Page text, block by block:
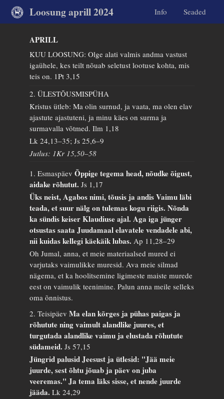
Loosung aprill 2024 Info Seaded
APRILL
KUU LOOSUNG: Olge alati valmis andma vastust
igaühele, kes teilt nõuab seletust lootuse kohta, mis
teis on. 1Pt 3,15
2. ÜLESTÕUSMISPÜHA
Kristus ütleb: Ma olin surnud, ja vaata, ma olen elav
ajastute ajastuteni, ja minu käes on surma ja
surmavalla võtmed.Ilm 1,18
Lk 24,13–35; Js 25,6–9
Jutlus: 1Kr 15,50–58
1. EsmaspäevÕppige tegema head, nõudke õigust,
aidake rõhutut.Js 1,17
Üks neist, Agabos nimi, tõusis ja andis Vaimu läbi
teada, et suur nälg on tulemas kogu riigis. Nõnda
ka sündis keiser Klaudiuse ajal. Aga iga jünger
otsustas saata Juudamaal elavatele vendadele abi,
nii kuidas kellegi käekäik lubas.Ap 11,28–29
Oh Jumal, anna, et meie materiaalsed mured ei
varjutaks vaimulikke muresid. Ava meie silmad
nägema, et ka hoolitsemine ligimeste maiste murede
eest on vaimulik teenimine. Palun anna meile selleks
oma õnnistus.
2. TeisipäevMa elan kõrges ja pühas paigas ja
rõhutute ning vaimult alandlike juures, et
turgutada alandlike vaimu ja elustada rõhutute
südameid.Js 57,15
Jüngrid palusid Jeesust ja ütlesid: "Jää meie
juurde, sest õhtu jõuab ja päev on juba
veeremas." Ja tema läks sisse, et nende juurde
jääda.Lk 24,29